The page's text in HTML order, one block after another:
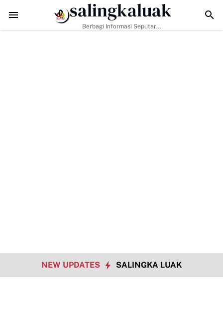
Data Sosial Jadi Kunci, Hj. Aida Dorong Nagari Aktif Pastikan
salingkaluak
Berbagi Informasi Seputar
NEW UPDATES SALINGKA LUAK